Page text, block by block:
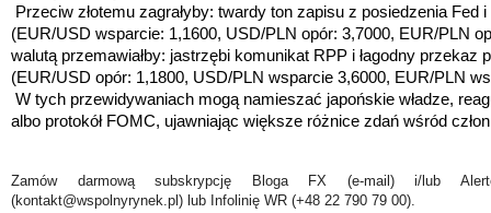
Przeciw złotemu zagrałyby: twardy ton zapisu z posiedzenia Fed
(EUR/USD wsparcie: 1,1600, USD/PLN opór: 3,7000, EUR/PLN
walutą przemawiałby: jastrzębi komunikat RPP i łagodny przekaz
(EUR/USD opór: 1,1800, USD/PLN wsparcie 3,6000, EUR/PLN
W tych przewidywaniach mogą namieszać japońskie władze,
albo protokół FOMC, ujawniając większe różnice zdań wśród
Zamów darmową subskrypcję Bloga FX (e-mail) i/lub
(kontakt@wspolnyrynek.pl) lub Infolinię WR (+48 22 790 79 00).